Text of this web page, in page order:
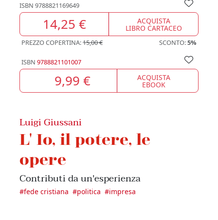
ISBN 9788821169649
14,25 € ACQUISTA
LIBRO CARTACEO
PREZZO COPERTINA:15,00 € SCONTO:5%
ISBN 9788821101007
9,99 € ACQUISTA
EBOOK
Luigi Giussani
L' Io, il potere, le
opere
Contributi da un'esperienza
#fede cristiana #politica #impresa